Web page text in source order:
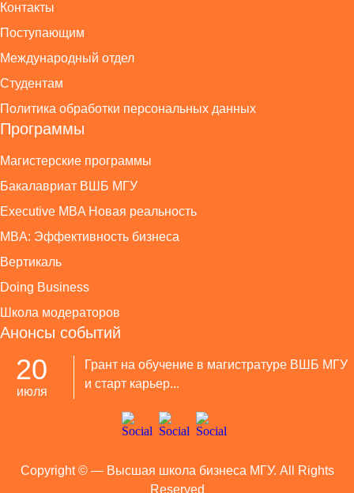
Контакты
Поступающим
Международный отдел
Студентам
Политика обработки персональных данных
Программы
Магистерские программы
Бакалавриат ВШБ МГУ
Executive MBA Новая реальность
MBA: Эффективность бизнеса
Вертикаль
Doing Business
Школа модераторов
Анонсы событий
20
июля
Грант на обучение в магистратуре ВШБ МГУ
и старт карьер...
Copyright © — Высшая школа бизнеса МГУ. All Rights
Reserved